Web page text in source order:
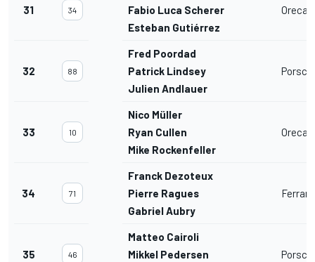
31 34
Fabio Luca Scherer
Esteban Gutiérrez
Oreca
32 88
Fred Poordad
Patrick Lindsey
Julien Andlauer
33 10
Nico Müller
Ryan Cullen
Mike Rockenfeller
Oreca
34 71
Franck Dezoteux
Pierre Ragues
Gabriel Aubry
Ferrari
35 46
Matteo Cairoli
Mikkel Pedersen